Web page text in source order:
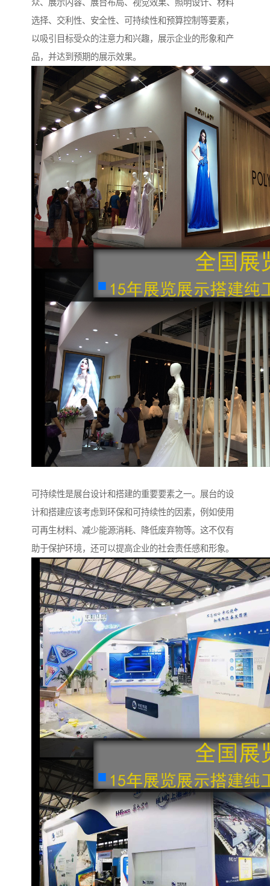
众、展示内容、展台布局、视觉效果、照明设计、材料
选择、交利性、安全性、可持续性和预算控制等要素，
以吸引目标受众的注意力和兴趣，展示企业的形象和产
品，并达到预期的展示效果。
可持续性是展台设计和搭建的重要要素之一。展台的设
计和搭建应该考虑到环保和可持续性的因素，例如使用
可再生材料、减少能源消耗、降低废弃物等。这不仅有
助于保护环境，还可以提高企业的社会责任感和形象。